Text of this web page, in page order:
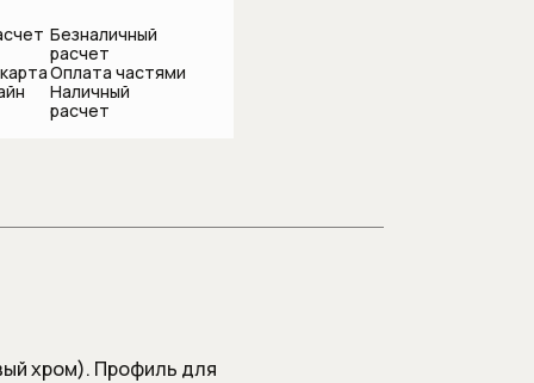
Безналичный
расчет
Оплата частями
Наличный
расчет
хром). Профиль для